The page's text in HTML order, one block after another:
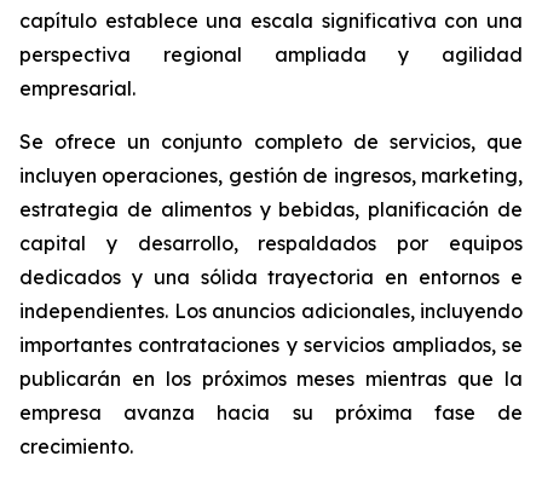
capítulo establece una escala significativa con una
perspectiva regional ampliada y agilidad
empresarial.
Se ofrece un conjunto completo de servicios, que
incluyen operaciones, gestión de ingresos, marketing,
estrategia de alimentos y bebidas, planificación de
capital y desarrollo, respaldados por equipos
dedicados y una sólida trayectoria en entornos e
independientes. Los anuncios adicionales, incluyendo
importantes contrataciones y servicios ampliados, se
publicarán en los próximos meses mientras que la
empresa avanza hacia su próxima fase de
crecimiento.